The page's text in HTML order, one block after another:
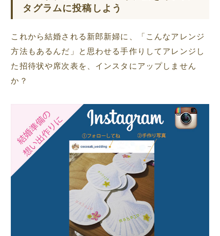
タグラムに投稿しよう
これから結婚される新郎新婦に、「こんなアレンジ
方法もあるんだ」と思わせる手作りしてアレンジし
た招待状や席次表を、インスタにアップしません
か？